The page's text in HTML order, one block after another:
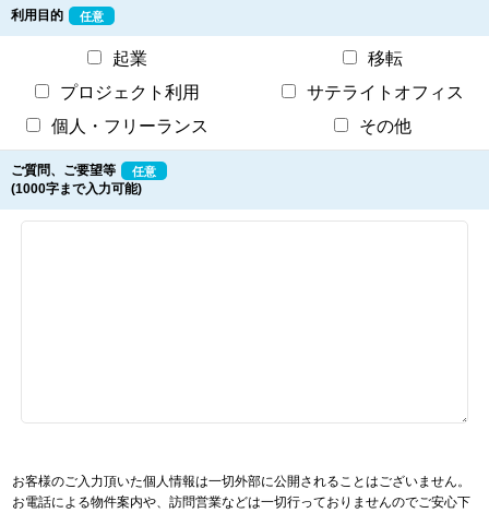
利用目的 任意
起業
移転
プロジェクト利用
サテライトオフィス
個人・フリーランス
その他
ご質問、ご要望等 任意
(1000字まで入力可能)
お客様のご入力頂いた個人情報は一切外部に公開されることはございません。
お電話による物件案内や、訪問営業などは一切行っておりませんのでご安心下